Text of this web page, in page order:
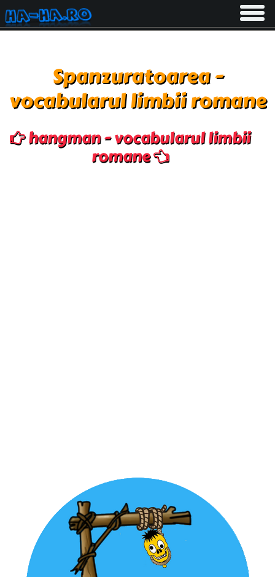
Toggle
Spanzuratoarea -
vocabularul limbii romane
hangman - vocabularul limbii
romane